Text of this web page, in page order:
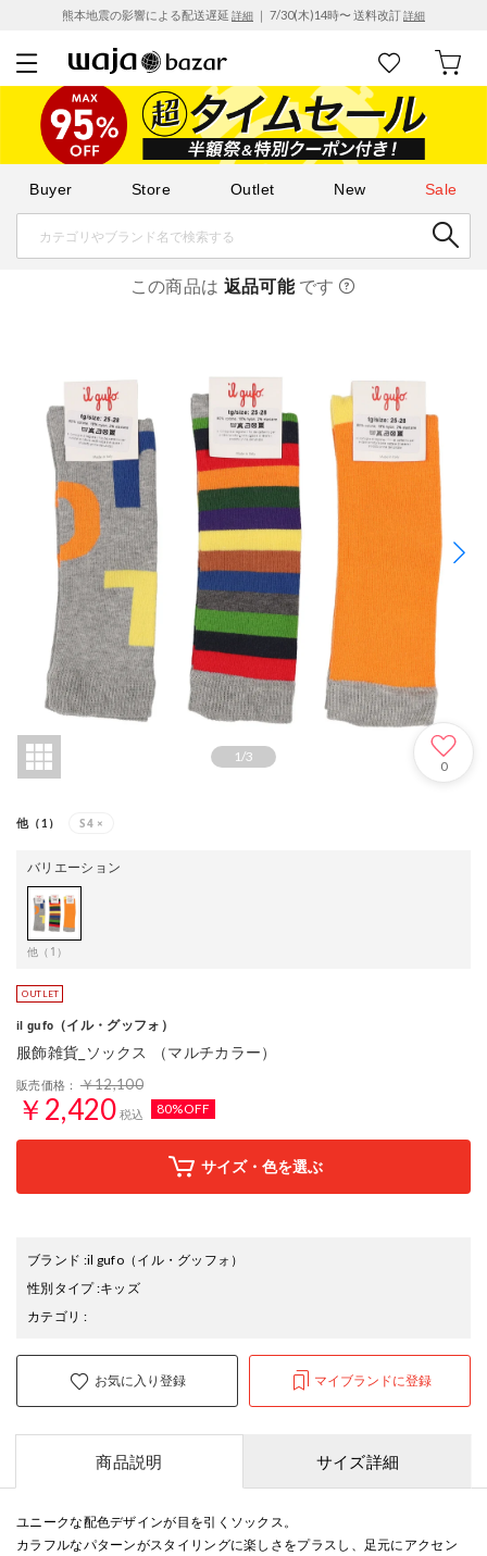
熊本地震の影響による配送遅延 詳細 ｜ 7/30(木)14時〜 送料改訂詳細
Buyer Store Outlet New Sale
この商品は 返品可能です
1 /3
0
他（1） S4 ×
バリエーション
他（1）
il gufo （イル・グッフォ）
服飾雑貨_ソックス （マルチカラー）
販売価格： ￥12,100
￥2,420 税込 80%OFF
サイズ・色を選ぶ
ブランド :il gufo（イル・グッフォ）
性別タイプ:キッズ
カテゴリ :
お気に入り登録 マイブランドに登録
商品説明 サイズ詳細
ユニークな配色デザインが目を引くソックス。
カラフルなパターンがスタイリングに楽しさをプラスし、足元にアクセン